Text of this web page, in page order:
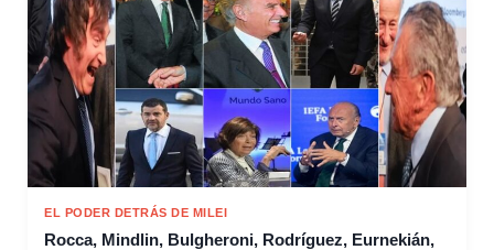
EL PODER DETRÁS DE MILEI
Rocca, Mindlin, Bulgheroni, Rodríguez, Eurnekián,